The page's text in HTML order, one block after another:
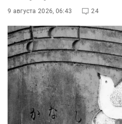
9 августа 2026, 06:43 24